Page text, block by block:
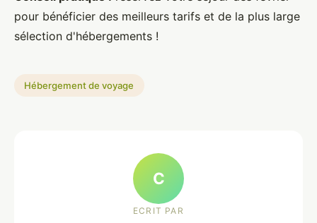
pour bénéficier des meilleurs tarifs et de la plus large
sélection d'hébergements !
Hébergement de voyage
C
ECRIT PAR